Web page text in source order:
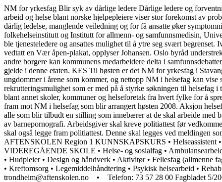
NM for yrkesfag Blir syk av dårlige ledere Dårlige ledere og
arbeid og helse blant norske hjelpepleiere viser stor forekomst av
dårlig ledelse, manglende veiledning og for få ansatte øker
folkehelseinstitutt og Institutt for allmenn- og samfunnsmedisin,
ble tjenesteledere og ansattes mulighet til å ytre seg svært
vedtatt en Vær åpen-plakat, opplyser Johansen. Oslo byråd
andre borgere kan kommunens medarbeidere delta i
gjelde i denne etaten. KES Til høsten er det NM for yrkesfag i
ungdommer i årene som kommer, og nettopp NM i helsefag kan
rekrutteringsmulighet som er med på å styrke søkningen til helsefag
blant annet skoler, kommuner og helseforetak fra hvert fylke for å
fram mot NM i helsefag som blir arrangert høsten 2008. Aksjon
alle som blir tilbudt en stilling som innebærer at de skal arbeide med
av barnepornografi. Arbeidsgiver skal kreve politiattest før
skal også legge fram politiattest. Denne skal legges ved meldingen
AFTENSKOLEN Region 1 KUNNSKAPSKURS • Helseassistent •
VIDEREGÅENDE SKOLE • Helse- og sosialfag •
• Hudpleier • Design og håndverk • Aktivitør • Fellesfag (allmenne
• Kreftomsorg • Legemiddelhåndtering • Psykisk helsearbeid •
trondheim@aftenskolen.no • Telefon: 73 57 28 00 Fagbladet 5/